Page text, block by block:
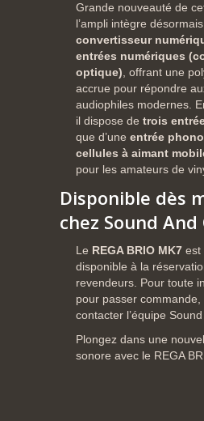
Grande nouveauté de
l’ampli intègre
convertisseur
entrées numériques
optique) , offrant une
accrue pour répondre
audiophiles modernes.
il dispose de trois
que d’une entrée
cellules à aimant
pour les amateurs de
Disponible dès
chez Sound And
Le REGA BRIO MK7 est
disponible à la
revendeurs. Pour toute
pour passer commande,
contacter l’équipe Sound
Plongez dans une
sonore avec le REGA